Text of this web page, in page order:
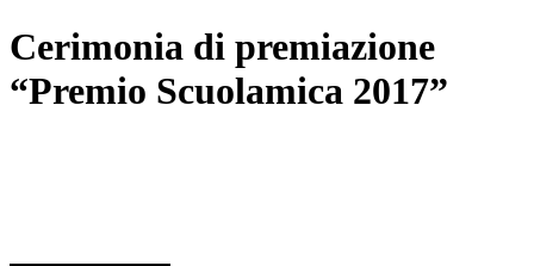
Cerimonia di premiazione
“Premio Scuolamica 2017”